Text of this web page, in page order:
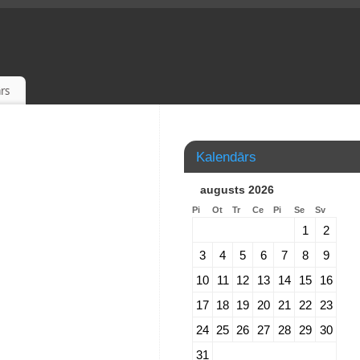
Kalendārs
augusts 2026
Pi Ot Tr Ce Pi Se Sv
1
2
3
4 5 6 7 8
9
10
11 12 13 14 15
16
17 18 19 20 21 22
23
24 25 26 27 28 29
30
31